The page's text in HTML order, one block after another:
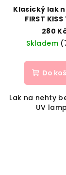
Klasický lak
FIRST KISS
280
Skladem
Do
Lak na nehty
UV